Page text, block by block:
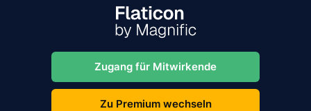
Zugang für Mitwirkende
Zu Premium wechseln